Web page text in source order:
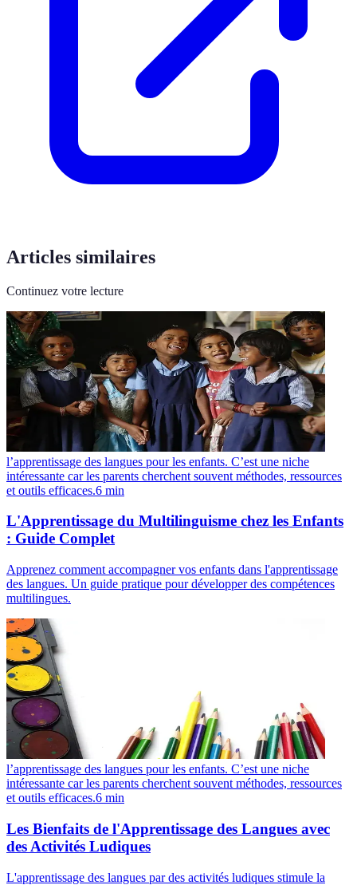
Articles similaires
Continuez votre lecture
l’apprentissage des langues pour les enfants. C’est une niche
intéressante car les parents cherchent souvent méthodes, ressources
et outils efficaces.6 min
L'Apprentissage du Multilinguisme chez les Enfants
: Guide Complet
Apprenez comment accompagner vos enfants dans l'apprentissage
des langues. Un guide pratique pour développer des compétences
multilingues.
l’apprentissage des langues pour les enfants. C’est une niche
intéressante car les parents cherchent souvent méthodes, ressources
et outils efficaces.6 min
Les Bienfaits de l'Apprentissage des Langues avec
des Activités Ludiques
L'apprentissage des langues par des activités ludiques stimule la